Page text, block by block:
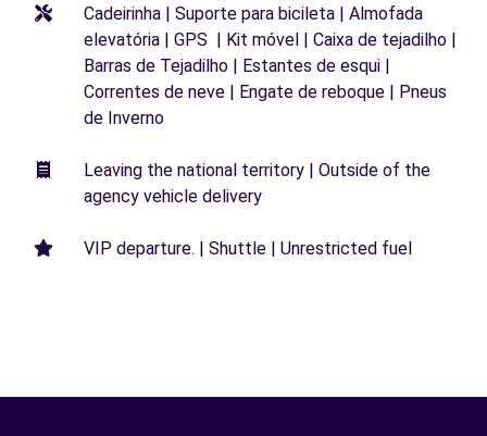
Cadeirinha | Suporte para bicileta | Almofada
elevatória | GPS | Kit móvel | Caixa de tejadilho |
Barras de Tejadilho | Estantes de esqui |
Correntes de neve | Engate de reboque | Pneus
de Inverno
Leaving the national territory | Outside of the
agency vehicle delivery
VIP departure. | Shuttle | Unrestricted fuel